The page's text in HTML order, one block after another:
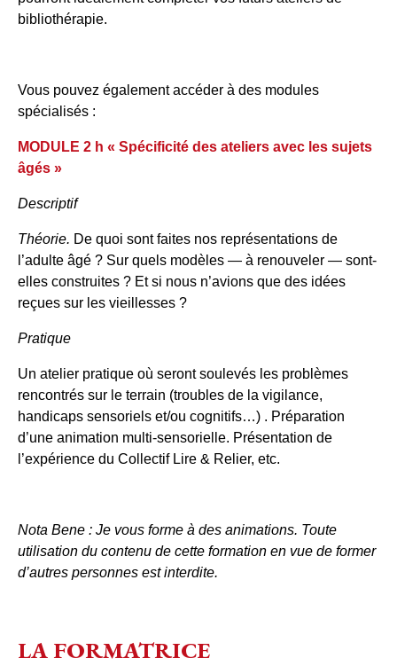
bibliothérapie.
Vous pouvez également accéder à des modules
spécialisés :
MODULE 2 h « Spécificité des ateliers avec les sujets
âgés »
Descriptif
Théorie. De quoi sont faites nos représentations de
l’adulte âgé ? Sur quels modèles — à renouveler — sont-
elles construites ? Et si nous n’avions que des idées
reçues sur les vieillesses ?
Pratique
Un atelier pratique où seront soulevés les problèmes
rencontrés sur le terrain (troubles de la vigilance,
handicaps sensoriels et/ou cognitifs…) . Préparation
d’une animation multi-sensorielle. Présentation de
l’expérience du Collectif Lire & Relier, etc.
Nota Bene : Je vous forme à des animations. Toute
utilisation du contenu de cette formation en vue de former
d’autres personnes est interdite.
LA FORMATRICE